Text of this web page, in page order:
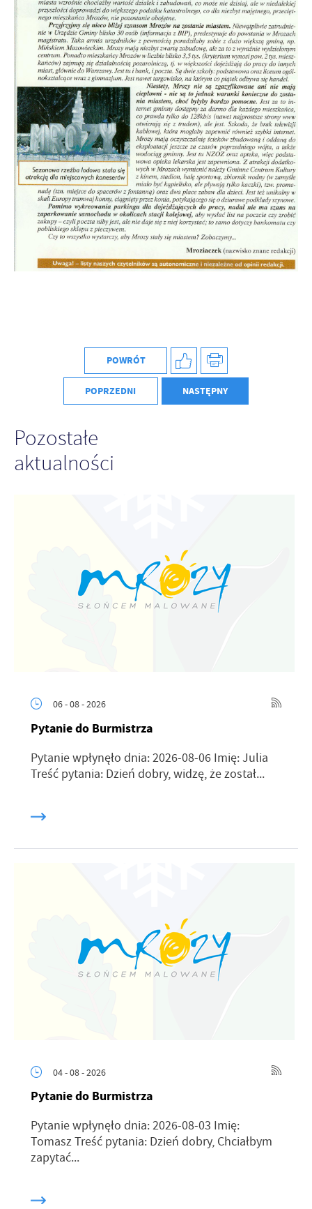
POWRÓT
POPRZEDNI NASTĘPNY
Pozostałe
aktualności
06 - 08 - 2026
Pytanie do Burmistrza
Pytanie wpłynęło dnia: 2026-08-06 Imię: Julia
Treść pytania: Dzień dobry, widzę, że został...
04 - 08 - 2026
Pytanie do Burmistrza
Pytanie wpłynęło dnia: 2026-08-03 Imię:
Tomasz Treść pytania: Dzień dobry, Chciałbym
zapytać...
Firmy te działają w charakterze pośredników prezentujących nasze
treści w postaci wiadomości, ofert, komunikatów mediów
społecznościowych.